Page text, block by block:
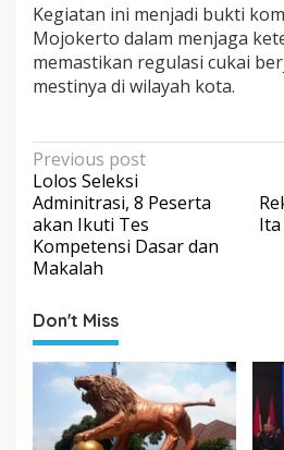
Kegiatan ini menjadi bukti
Mojokerto dalam menjaga
memastikan regulasi cukai
mestinya di wilayah kota.
P
o
s
t
n
a
v
a
Previous post
Lolos Seleksi
Adminitrasi, 8 Peserta
akan Ikuti Tes
Kompetensi Dasar dan
Makalah
Don't Miss